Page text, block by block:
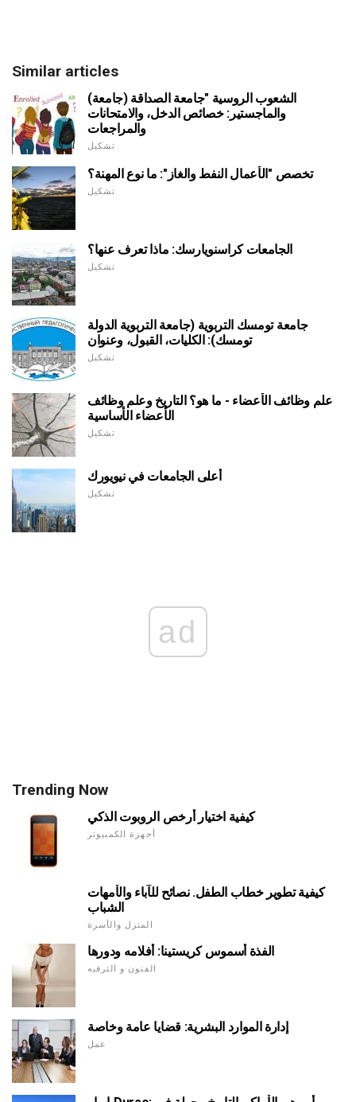
Similar articles
الشعوب الروسية "جامعة الصداقة (جامعة)
والماجستير: خصائص الدخل، والامتحانات
والمراجعات
تشكيل
تخصص "الأعمال النفط والغاز": ما نوع المهنة؟
تشكيل
الجامعات كراسنويارسك: ماذا تعرف عنها؟
تشكيل
جامعة تومسك التربوية (جامعة التربوية الدولة
تومسك): الكليات، القبول، وعنوان
تشكيل
علم وظائف الأعضاء - ما هو؟ التاريخ وعلم وظائف
الأعضاء الأساسية
تشكيل
أعلى الجامعات في نيويورك
تشكيل
ad
Trending Now
كيفية اختيار أرخص الروبوت الذكي
أجهزة الكمبيوتر
كيفية تطوير خطاب الطفل. نصائح للآباء والأمهات
الشباب
المنزل والأسرة
الفذة أسموس كريستينا: أفلامه ودورها
الفنون و الترفيه
إدارة الموارد البشرية: قضايا عامة وخاصة
عمل